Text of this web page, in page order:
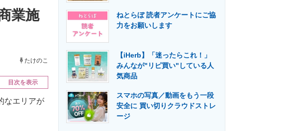
エネルギーの専門メディア 建設×テクノロジーの最前線
業施
たけのこ
目次を表示
なエリアが
ねとらぼ 読者アンケートにご協
力をお願いします
【iHerb】「迷ったらこれ！」
みんなが"リピ買い"している人
気商品
スマホの写真／動画をもう一段
安全に 買い切りクラウドストレ
ージ